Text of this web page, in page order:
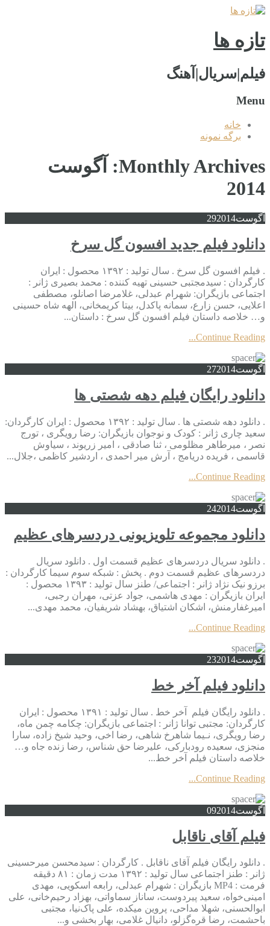
تازه ها
فیلم|سریال|آهنگ
Menu
خانه
برگه نمونه
Monthly Archives: آگوست
2014
آگوست 292014
دانلود فیلم جدید افسون گل سرخ
. فیلم افسون گل سرخ . سال تولید : ۱۳۹۲ محصول : ایران
کارگردان : سیدمجتبی حسینی تهیه کننده : محمد بصیری ژانر :
اجتماعی بازیگران: شهرام عبدلی، غلامرضا اصانلو، مصطفی
اعلایی، حسن زارع، سمانه پاکدل، بیتا کریمخانی، الهه شاه حسینی
و… خلاصه داستان فیلم افسون گل سرخ : داستان...
Continue Reading...
آگوست 272014
دانلود رایگان فیلم دهه شصتی ها
. دانلود دهه شصتی ها . سال تولید : ۱۳۹۲ محصول : ایران کارگردان:
سعید چاری ژانر : کودک و نوجوان بازیگران: رضا رویگری ، تورج
نصر ، میرطاهر مظلومی ، ثنا صادقی ، امیر زریوند ، سیاوش
قاسمی ، فریده دریامج ، آرش میر احمدی ، اردشیر کاظمی ،جلال...
Continue Reading...
آگوست 242014
دانلود مجموعه تلویزیونی دردسرهای عظیم
. دانلود سریال دردسرهای عظیم قسمت اول . دانلود سریال
دردسرهای عظیم قسمت دوم . پخش : شبکه سوم سیما کارگردان :
برزو نیک نژاد ژانر : اجتماعی/ طنز سال تولید : ۱۳۹۳ محصول :
ایران بازیگران : مهدی هاشمی، جواد عزتی، مهران رجبی،
امیرغفارمنش، اشکان اشتیاق، بهشاد شریفیان، محمد مهدی...
Continue Reading...
آگوست 232014
دانلود فیلم آخر خط
. دانلود رایگان فیلم آخر خط . سال تولید : ۱۳۹۱ محصول : ایران
کارگردان: مجتبی توانا ژانر : اجتماعی بازیگران: چکامه چمن ماه،
رضا رویگری، نـیما شاهرخ شاهی، رضا اخی، وحید شیخ زاده، سارا
منجزی، سعیده رودبارکی، علیرضا حق شناس، رضا زنده جاه و…
خلاصه داستان فیلم آخر خط...
Continue Reading...
آگوست 092014
فیلم آقای ناقابل
. دانلود رایگان فیلم آقای ناقابل . کارگردان : سیدمحسن میرحسینی
ژانر : طنز اجتماعی سال تولید : ۱۳۹۲ مدت زمان : ۸۱ دقیقه
فرمت : MP4 بازیگران : شهرام عبدلی، رابعه اسکویی، مهدی
امینی‌خواه، سعید پیردوست، ساناز سماواتی، بهزاد رحیم‌خانی، علی
ابوالحسنی، شهلا مداحی، پروین میکده، علی پاک‌نیا، مجتبی
باحشمت، رضا قره‌گزلو، دانیال غلامی، بهار بخشی و...